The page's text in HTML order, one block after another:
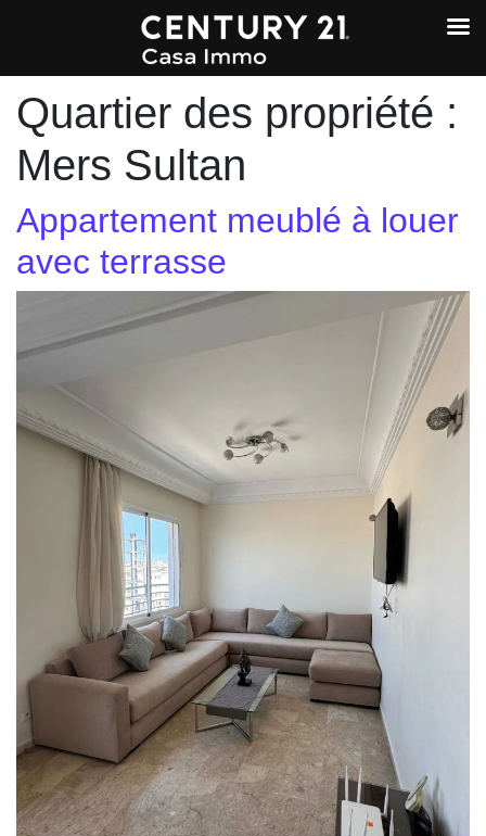
Quartier des propriété :
Mers Sultan
Appartement meublé à louer
avec terrasse